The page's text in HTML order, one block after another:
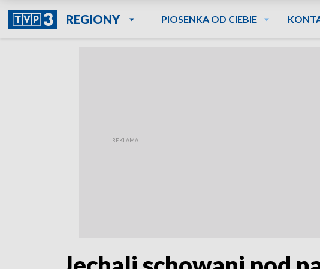
REGIONY PIOSENKA OD CIEBIE